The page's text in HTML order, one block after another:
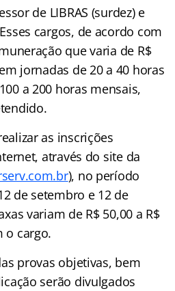
de LIBRAS (surdez) e
cargos, de acordo com
que varia de R$
jornadas de 20 a 40 horas
a 200 horas mensais,
as inscrições
através do site da
), no período
de setembro e 12 de
variam de R$ 50,00 a R$
o cargo.
provas objetivas, bem
serão divulgados